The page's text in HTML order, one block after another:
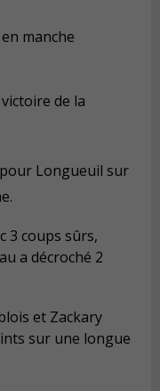
manche
victoire de la
Longueuil sur
3 coups sûrs,
a décroché 2
et Zackary
sur une longue